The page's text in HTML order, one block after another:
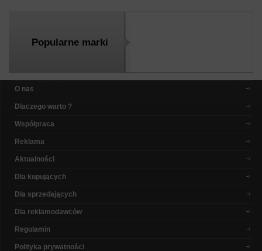
Popularne marki
O nas
Dlaczego warto ?
Współpraca
Reklama
Aktualności
Dla kupujących
Dla sprzedających
Dla reklamodawców
Regulamin
Polityka prywatności